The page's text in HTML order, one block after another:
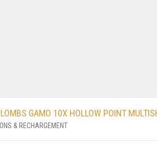
GAMO 10X HOLLOW POINT
& RECHARGEMENT